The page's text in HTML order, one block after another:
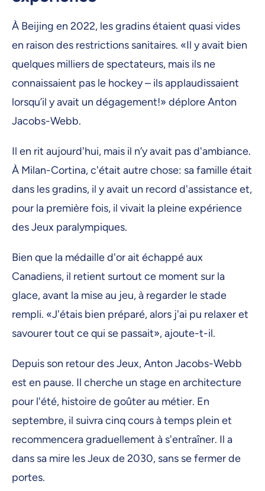
À Beijing en 2022, les gradins étaient quasi vides
en raison des restrictions sanitaires. «Il y avait bien
quelques milliers de spectateurs, mais ils ne
connaissaient pas le hockey – ils applaudissaient
lorsqu’il y avait un dégagement!» déplore Anton
Jacobs-Webb.
Il en rit aujourd'hui, mais il n’y avait pas d'ambiance.
À Milan-Cortina, c'était autre chose: sa famille était
dans les gradins, il y avait un record d'assistance et,
pour la première fois, il vivait la pleine expérience
des Jeux paralympiques.
Bien que la médaille d'or ait échappé aux
Canadiens, il retient surtout ce moment sur la
glace, avant la mise au jeu, à regarder le stade
rempli. «J'étais bien préparé, alors j'ai pu relaxer et
savourer tout ce qui se passait», ajoute-t-il.
Depuis son retour des Jeux, Anton Jacobs-Webb
est en pause. Il cherche un stage en architecture
pour l'été, histoire de goûter au métier. En
septembre, il suivra cinq cours à temps plein et
recommencera graduellement à s'entraîner. Il a
dans sa mire les Jeux de 2030, sans se fermer de
portes.